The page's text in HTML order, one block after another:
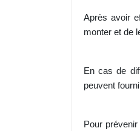
Après avoir
monter et de
En cas de
peuvent
Pour